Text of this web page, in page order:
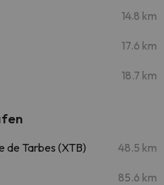
14.8 km
17.6 km
18.7 km
de Tarbes (XTB) 48.5 km
85.6 km